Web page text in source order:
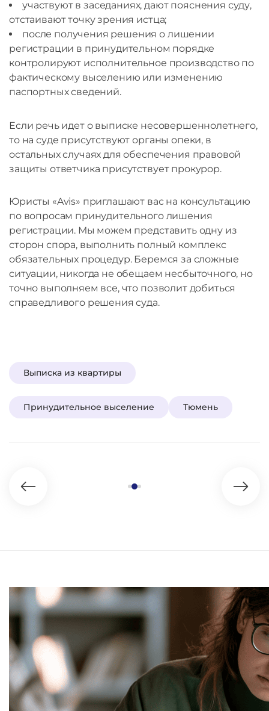
участвуют в заседаниях, дают пояснения суду,
отстаивают точку зрения истца;
после получения решения о лишении
регистрации в принудительном порядке
контролируют исполнительное производство по
фактическому выселению или изменению
паспортных сведений.
Если речь идет о выписке несовершеннолетнего,
то на суде присутствуют органы опеки, в
остальных случаях для обеспечения правовой
защиты ответчика присутствует прокурор.
Юристы «Avis» приглашают вас на консультацию
по вопросам принудительного лишения
регистрации. Мы можем представить одну из
сторон спора, выполнить полный комплекс
обязательных процедур. Беремся за сложные
ситуации, никогда не обещаем несбыточного, но
точно выполняем все, что позволит добиться
справедливого решения суда.
Выписка из квартиры
Принудительное выселение Тюмень